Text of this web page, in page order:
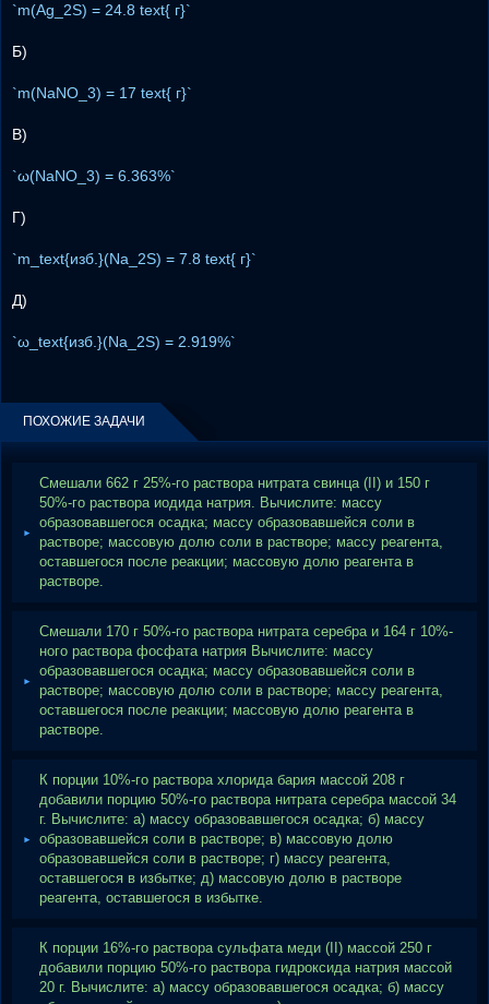
`m(Ag_2S) = 24.8 text{ г}`
Б)
`m(NaNO_3) = 17 text{ г}`
В)
`ω(NaNO_3) = 6.363%`
Г)
`m_text{изб.}(Na_2S) = 7.8 text{ г}`
Д)
`ω_text{изб.}(Na_2S) = 2.919%`
ПОХОЖИЕ ЗАДАЧИ
Смешали 662 г 25%-го раствора нитрата свинца (II) и 150 г
50%-го раствора иодида натрия. Вычислите: массу
образовавшегося осадка; массу образовавшейся соли в
растворе; массовую долю соли в растворе; массу реагента,
оставшегося после реакции; массовую долю реагента в
растворе.
Смешали 170 г 50%-го раствора нитрата серебра и 164 г 10%-
ного раствора фосфата натрия Вычислите: массу
образовавшегося осадка; массу образовавшейся соли в
растворе; массовую долю соли в растворе; массу реагента,
оставшегося после реакции; массовую долю реагента в
растворе.
К порции 10%-го раствора хлорида бария массой 208 г
добавили порцию 50%-го раствора нитрата серебра массой 34
г. Вычислите: а) массу образовавшегося осадка; б) массу
образовавшейся соли в растворе; в) массовую долю
образовавшейся соли в растворе; г) массу реагента,
оставшегося в избытке; д) массовую долю в растворе
реагента, оставшегося в избытке.
К порции 16%-го раствора сульфата меди (II) массой 250 г
добавили порцию 50%-го раствора гидроксида натрия массой
20 г. Вычислите: а) массу образовавшегося осадка; б) массу